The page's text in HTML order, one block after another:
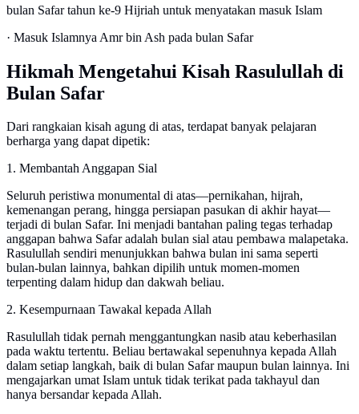
bulan Safar tahun ke-9 Hijriah untuk menyatakan masuk Islam
· Masuk Islamnya Amr bin Ash pada bulan Safar
Hikmah Mengetahui Kisah Rasulullah di
Bulan Safar
Dari rangkaian kisah agung di atas, terdapat banyak pelajaran
berharga yang dapat dipetik:
1. Membantah Anggapan Sial
Seluruh peristiwa monumental di atas—pernikahan, hijrah,
kemenangan perang, hingga persiapan pasukan di akhir hayat—
terjadi di bulan Safar. Ini menjadi bantahan paling tegas terhadap
anggapan bahwa Safar adalah bulan sial atau pembawa malapetaka.
Rasulullah sendiri menunjukkan bahwa bulan ini sama seperti
bulan-bulan lainnya, bahkan dipilih untuk momen-momen
terpenting dalam hidup dan dakwah beliau.
2. Kesempurnaan Tawakal kepada Allah
Rasulullah tidak pernah menggantungkan nasib atau keberhasilan
pada waktu tertentu. Beliau bertawakal sepenuhnya kepada Allah
dalam setiap langkah, baik di bulan Safar maupun bulan lainnya. Ini
mengajarkan umat Islam untuk tidak terikat pada takhayul dan
hanya bersandar kepada Allah.